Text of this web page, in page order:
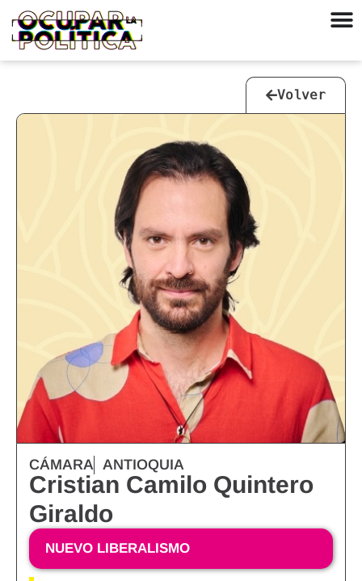
Volver
CÁMARA ANTIOQUIA
Cristian Camilo Quintero
Giraldo
NUEVO LIBERALISMO